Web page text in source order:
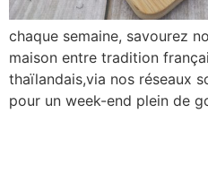
chaque semaine, savourez
maison entre tradition
thaïlandais,via nos réseaux
pour un week-end plein de